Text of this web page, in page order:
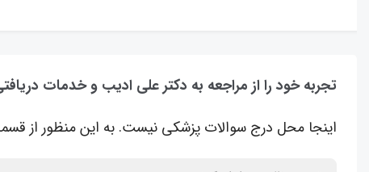
تجربه خود را از مراجعه به دکتر علی ادیب و خدمات
اینجا محل درج سوالات پزشکی نیست. به این منظور از